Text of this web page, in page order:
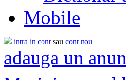
Mobile
intra in cont sau cont nou
adauga un